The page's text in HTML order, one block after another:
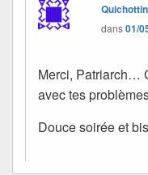
dans01/
Merci, Patriarch…
avec tes
Douce soirée et